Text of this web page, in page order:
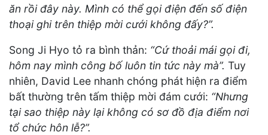
ăn rồi đây này. Mình có thể gọi điện đến số điện
thoại ghi trên thiệp mời cưới không đấy?”.
Song Ji Hyo tỏ ra bình thản: “Cứ thoải mái gọi đi,
hôm nay mình công bố luôn tin tức này mà”. Tuy
nhiên, David Lee nhanh chóng phát hiện ra điểm
bất thường trên tấm thiệp mời đám cưới: “Nhưng
tại sao thiệp này lại không có sơ đồ địa điểm nơi
tổ chức hôn lễ?”.